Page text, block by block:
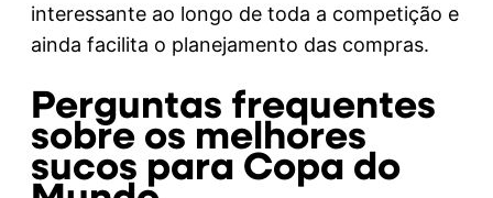
interessante ao longo de toda a competição e
ainda facilita o planejamento das compras.
Perguntas frequentes
sobre os melhores
sucos para Copa do